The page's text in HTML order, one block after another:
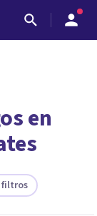
en
filtros